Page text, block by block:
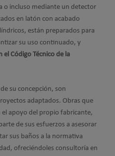
o incluso mediante un detector
en latón con acabado
están preparados para
su uso continuado, y
el Código Técnico de la
su concepción, son
adaptados. Obras que
apoyo del propio fabricante,
de sus esfuerzos a asesorar
sus baños a la normativa
ofreciéndoles consultoría en